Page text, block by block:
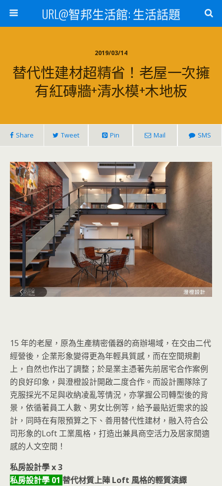
URL@智邦生活館: 生活話題
2019/03/14
替代性建材超精省！老屋一次擁
有紅磚牆+清水模+木地板
Share Tweet Pin Mail SMS
15 年的老屋，原為生產精密儀器的商辦場域，在交由二代
經營後，企業形象變得更為年輕具質感，而在空間規劃
上，自然也作出了調整；於是業主憑著先前居宅合作案例
的良好印象，與澄橙設計開啟二度合作。而設計團隊除了
克服採光不足與收納凌亂等情況，亦掌握公司轉型後的背
景，依循著員工人數、男女比例等，給予最貼近需求的設
計，同時在有限預算之下、善用替代性建材，融入符合公
司形象的Loft 工業風格，打造出兼具商空活力及居家閒適
感的人文空間！
私房設計學 x 3
私房設計學 01 替代材質上陣 Loft 風格的輕質演繹